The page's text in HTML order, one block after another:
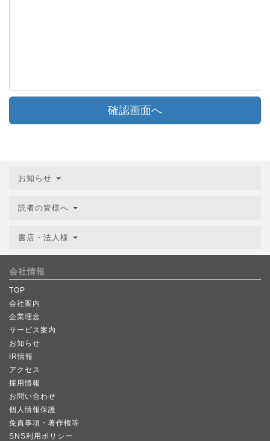
確認画面へ
お知らせ
読者の皆様へ
書店・法人様
会社情報
TOP
会社案内
企業理念
サービス案内
お知らせ
IR情報
アクセス
採用情報
お問い合わせ
個人情報保護
免責事項・著作権等
SNS利用ポリシー